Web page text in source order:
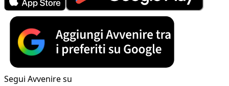
Segui Avvenire su